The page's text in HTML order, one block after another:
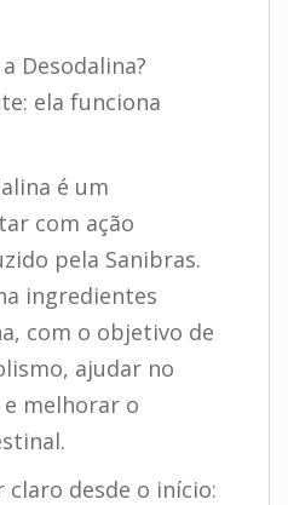
Desodalina?
ela funciona
é um
com ação
pela Sanibras.
ingredientes
com o objetivo de
ajudar no
melhorar o
desde o início: